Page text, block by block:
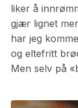
liker å
gjær lignet
har jeg
og eltefritt
Men selv på